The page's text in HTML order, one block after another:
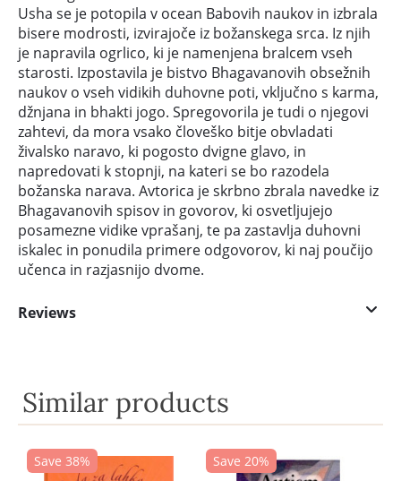
Usha se je potopila v ocean Babovih naukov in izbrala
bisere modrosti, izvirajoče iz božanskega srca. Iz njih
je napravila ogrlico, ki je namenjena bralcem vseh
starosti. Izpostavila je bistvo Bhagavanovih obsežnih
naukov o vseh vidikih duhovne poti, vključno s karma,
džnjana in bhakti jogo. Spregovorila je tudi o njegovi
zahtevi, da mora vsako človeško bitje obvladati
živalsko naravo, ki pogosto dvigne glavo, in
napredovati k stopnji, na kateri se bo razodela
božanska narava. Avtorica je skrbno zbrala navedke iz
Bhagavanovih spisov in govorov, ki osvetljujejo
posamezne vidike vprašanj, te pa zastavlja duhovni
iskalec in ponudila primere odgovorov, ki naj poučijo
učenca in razjasnijo dvome.
Reviews
Similar products
Save 38% Save 20%